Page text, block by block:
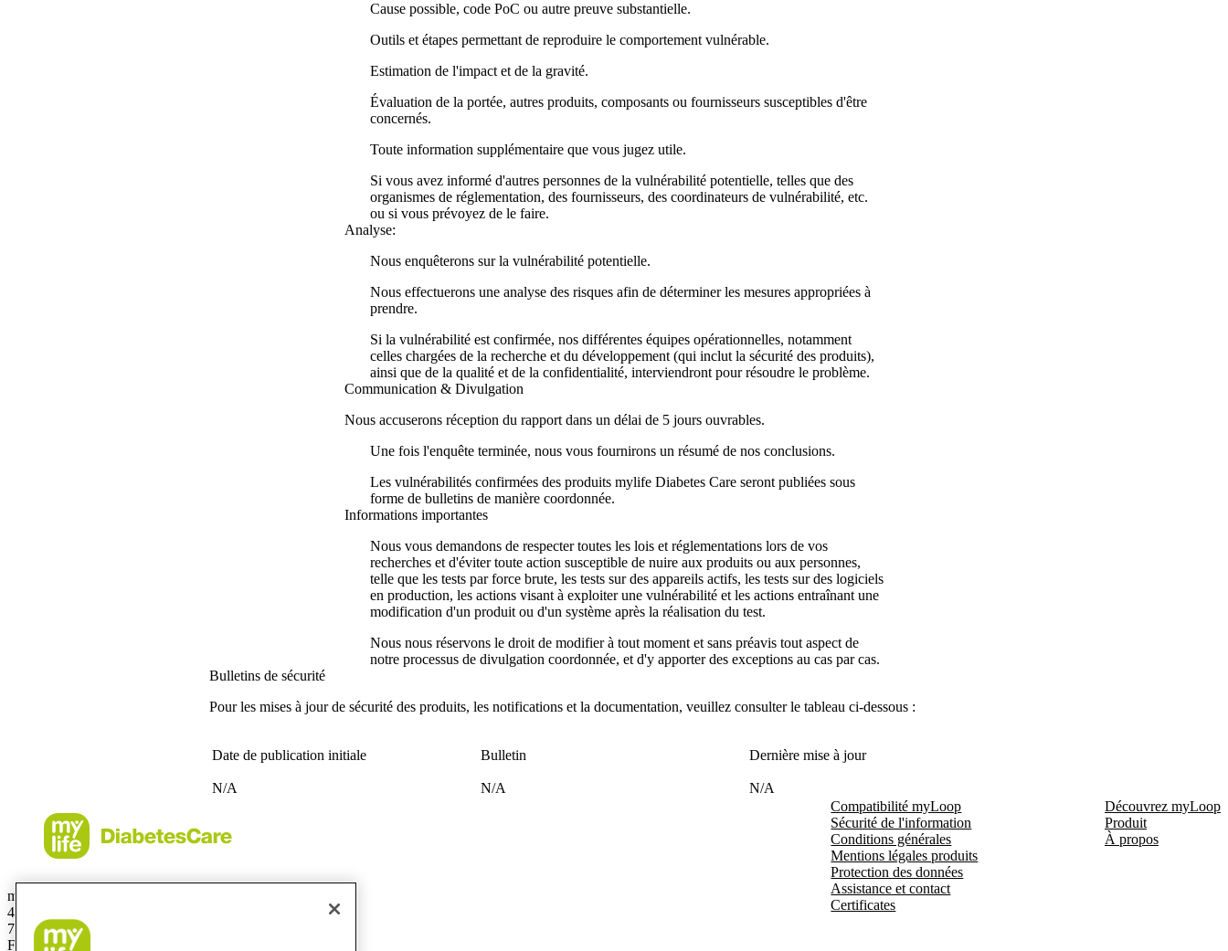
Cause possible, code PoC ou autre preuve substantielle.
Outils et étapes permettant de reproduire le comportement vulnérable.
Estimation de l'impact et de la gravité.
Évaluation de la portée, autres produits, composants ou fournisseurs susceptibles d'être
concernés.
Toute information supplémentaire que vous jugez utile.
Si vous avez informé d'autres personnes de la vulnérabilité potentielle, telles que des
organismes de réglementation, des fournisseurs, des coordinateurs de vulnérabilité, etc.
ou si vous prévoyez de le faire.
Analyse:
Nous enquêterons sur la vulnérabilité potentielle.
Nous effectuerons une analyse des risques afin de déterminer les mesures appropriées à
prendre.
Si la vulnérabilité est confirmée, nos différentes équipes opérationnelles, notamment
celles chargées de la recherche et du développement (qui inclut la sécurité des produits),
ainsi que de la qualité et de la confidentialité, interviendront pour résoudre le problème.
Communication & Divulgation
Nous accuserons réception du rapport dans un délai de 5 jours ouvrables.
Une fois l'enquête terminée, nous vous fournirons un résumé de nos conclusions.
Les vulnérabilités confirmées des produits mylife Diabetes Care seront publiées sous
forme de bulletins de manière coordonnée.
Informations importantes
Nous vous demandons de respecter toutes les lois et réglementations lors de vos
recherches et d'éviter toute action susceptible de nuire aux produits ou aux personnes,
telle que les tests par force brute, les tests sur des appareils actifs, les tests sur des logiciels
en production, les actions visant à exploiter une vulnérabilité et les actions entraînant une
modification d'un produit ou d'un système après la réalisation du test.
Nous nous réservons le droit de modifier à tout moment et sans préavis tout aspect de
notre processus de divulgation coordonnée, et d'y apporter des exceptions au cas par cas.
Bulletins de sécurité
Pour les mises à jour de sécurité des produits, les notifications et la documentation, veuillez consulter le tableau ci-dessous :
Date de publication initiale Bulletin Dernière mise à jour
N/A N/A N/A
mylife Diabetes Care S.A.S
44 rue Lafayette
75009 Paris
France
Compatibilité myLoop
Sécurité de l'information
Conditions générales
Mentions légales produits
Protection des données
Assistance et contact
Certificates
Découvrez myLoop
Produit
À propos